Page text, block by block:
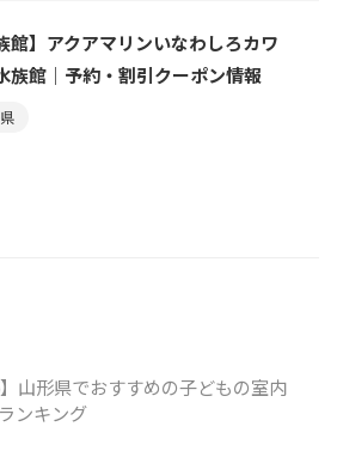
館】アクアマリンいなわしろカワ
族館｜予約・割引クーポン情報
】山形県でおすすめの子どもの室内
ンキング